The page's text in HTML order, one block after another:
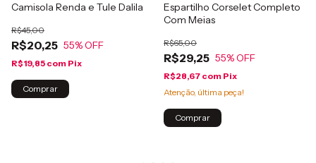
Camisola Renda e Tule Dalila
R$20,25
R$45,00
55% OFF
R$19,85 com Pix
Comprar
Espartilho Corselet Completo
Com Meias
R$29,25
R$65,00
55% OFF
R$28,67 com Pix
Atenção, última peça!
Comprar